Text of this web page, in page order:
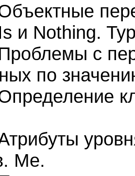
и Nothing.
с
по
Me.